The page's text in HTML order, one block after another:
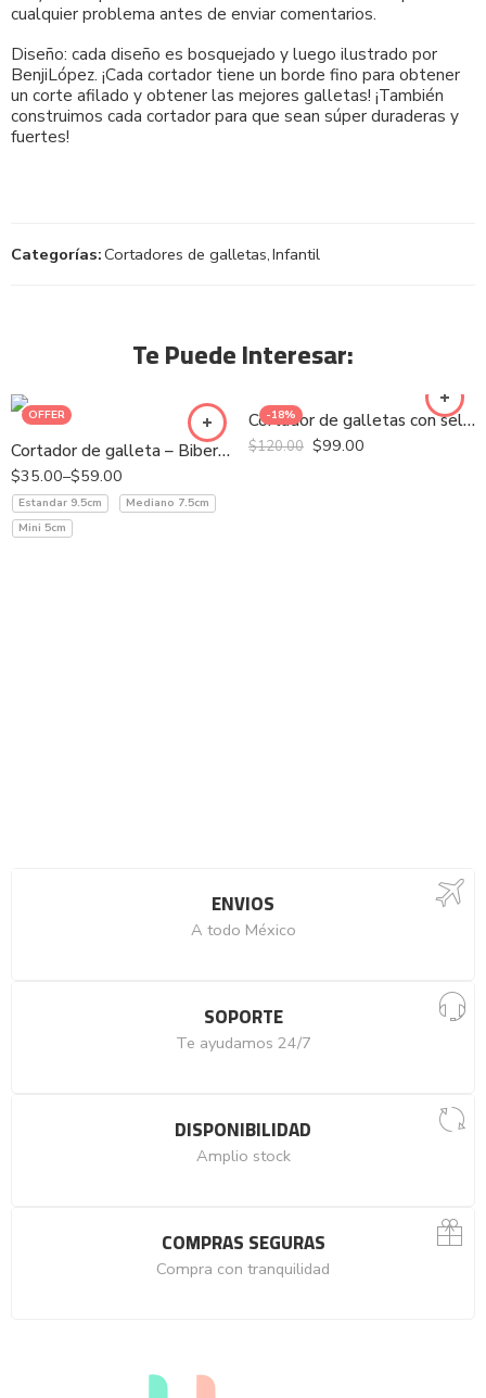
cualquier problema antes de enviar comentarios.
Diseño: cada diseño es bosquejado y luego ilustrado por
BenjiLópez. ¡Cada cortador tiene un borde fino para obtener
un corte afilado y obtener las mejores galletas! ¡También
construimos cada cortador para que sean súper duraderas y
fuertes!
Categorías:Cortadores de galletas,Infantil
Te Puede Interesar:
OFFER
Cortador de galleta – Biberón Oso
$35.00–$59.00
Estandar 9.5cm
Mediano 7.5cm
Mini 5cm
-18% Cortador de galletas con sello – Mario Bros
$120.00 $99.00
ENVIOS
A todo México
SOPORTE
Te ayudamos 24/7
DISPONIBILIDAD
Amplio stock
COMPRAS SEGURAS
Compra con tranquilidad